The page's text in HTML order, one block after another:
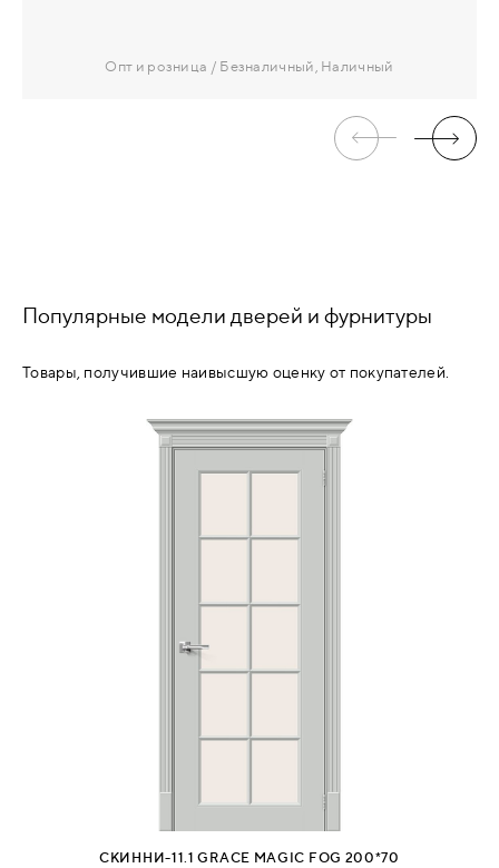
Опт и розница Безналичный, Наличный
Популярные модели дверей и фурнитуры
Товары, получившие наивысшую оценку от покупателей.
СКИННИ-11.1 GRACE MAGIC FOG 200*70